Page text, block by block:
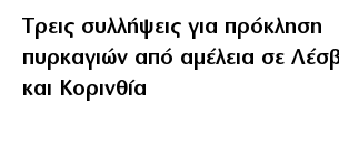
Tρεις συλλήψεις για πρόκληση
πυρκαγιών από αμέλεια σε
και Κορινθία